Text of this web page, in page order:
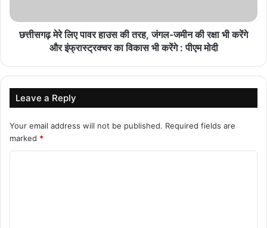
August 6, 2026
और स्वैग ने जीता फैंस का दिल
August 6, 2026
छत्तीसगढ़ मेरे लिए पावर हाउस की तरह, जंगल-जमीन की रक्षा भी करेंगे
और इंफ्रास्ट्रक्चर का विकास भी करेंगे : पीएम मोदी
Leave a Reply
Your email address will not be published. Required fields are
marked *